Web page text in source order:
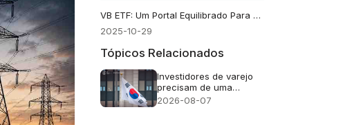
VB ETF: Um Portal Equilibrado Para o Crescimento das Empresas de Pequena Capitalização dos EUA
2025-10-29
Tópicos Relacionados
Investidores de varejo
precisam de uma
abordagem cuidadosa
2026-08-07